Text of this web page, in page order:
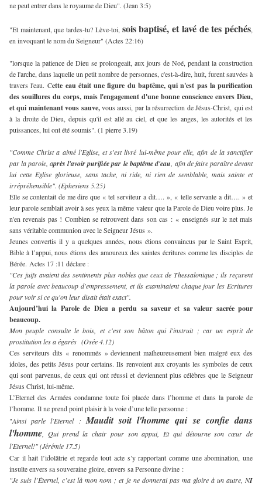
ne peut entrer dans le royaume de Dieu". (Jean 3:5)
"Et maintenant, que tardes-tu? Lève-toi, sois baptisé, et lavé de tes péchés,
en invoquant le nom du Seigneur" (Actes 22:16)
"lorsque la patience de Dieu se prolongeait, aux jours de Noé, pendant la construction
de l'arche, dans laquelle un petit nombre de personnes, c'est-à-dire, huit, furent sauvées à
travers l'eau. Cette eau était une figure du baptême, qui n'est pas la purification
des souillures du corps, mais l'engagement d'une bonne conscience envers Dieu,
et qui maintenant vous sauve,vous aussi, par la résurrection de Jésus-Christ, qui est
à la droite de Dieu, depuis qu'il est allé au ciel, et que les anges, les autorités et les
puissances, lui ont été soumis". (1 pierre 3.19)
"Comme Christ a aimé l'Eglise, et s'est livré lui-même pour elle, afin de la sanctifier
par la parole, après l'avoir purifiée par le baptême d'eau , afin de faire paraître devant
lui cette Eglise glorieuse, sans tache, ni ride, ni rien de semblable, mais sainte et
irrépréhensible". (Ephesiens 5.25)
Elle se contentait de me dire que « tel serviteur a dit…. », « telle servante a dit…. » et
leur parole semblait avoir à ses yeux la même valeur que la Parole de Dieu voire plus. Je
n'en revenais pas ! Combien se retrouvent dans son cas : « enseignés sur le net mais
sans véritable communion avec le Seigneur Jésus ».
Jeunes convertis il y a quelques années, nous étions convaincus par le Saint Esprit,
Bible à l’appui, nous étions des amoureux des saintes écritures comme les disciples de
Bérée. Actes 17 :11 déclare :
"Ces juifs avaient des sentiments plus nobles que ceux de Thessalonique ; ils reçurent
la parole avec beaucoup d'empressement, et ils examinaient chaque jour les Ecritures
pour voir si ce qu'on leur disait était exact".
Aujourd’hui la Parole de Dieu a perdu sa saveur et sa valeur sacrée pour
beaucoup.
Mon peuple consulte le bois, et c'est son bâton qui l'instruit ; car un esprit de
prostitution les a égarés (Osée 4.12)
Ces serviteurs dits « renommés » deviennent malheureusement bien malgré eux des
idoles, des petits Jésus pour certains. Ils renvoient aux croyants les symboles de ceux
qui sont parvenus, de ceux qui ont réussi et deviennent plus célèbres que le Seigneur
Jésus Christ, lui-même.
L’Eternel des Armées condamne toute foi placée dans l’homme et dans la parole de
l’homme. Il ne prend point plaisir à la voie d’une telle personne :
"Ainsi parle l'Eternel : Maudit soit l'homme qui se confie dans
l'homme , Qui prend la chair pour son appui, Et qui détourne son cœur de
l'Eternel!" (Jérémie 17.5)
Car il hait l’idolâtrie et regarde tout acte s’y rapportant comme une abomination, une
insulte envers sa souveraine gloire, envers sa Personne divine :
"Je suis l’Éternel, c’est là mon nom ; et je ne donnerai pas ma gloire à un autre, NI